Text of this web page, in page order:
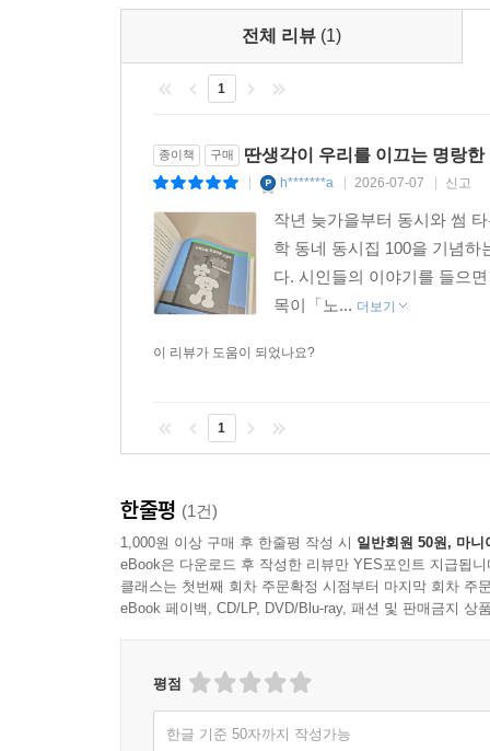
전춘화 | 한국 오빠
전하영 | 죽으면 말해라
안보윤 | 토마토와 소금 (1회)
유강희 남호섭 이안 임수현 | 문학동네 동시집
계간평
조시현 | 흐르는, 흐르는
김건형 | 증상을 진단하는 정동이라는 증상―‘시대
지난 계절의 일기
이유리 | 다가올 계절의 일기
전체 리뷰 (1)
1
종이책 구매 딴생각이 우리를 이끄는 명랑한
h*******a 2026-07-07 신고
작년 늦가을부터 동시와 썸
학 동네 동시집 100을 기념
다. 시인들의 이야기를 들으
목이「노... 더보기
이 리뷰가 도움이 되었나요?
1
한줄평 (1건)
1,000원 이상 구매 후 한줄평 작성 시 일반회원 50원, 마니
eBook은 다운로드 후 작성한 리뷰만 YES포인트 지급됩니
클래스는 첫번째 회차 주문확정 시점부터 마지막 회차 주
eBook 페이백, CD/LP, DVD/Blu-ray, 패션 및 판매금지 상
평점
한글 기준 50자까지 작성가능